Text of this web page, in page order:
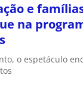
e
na
o espetáculo